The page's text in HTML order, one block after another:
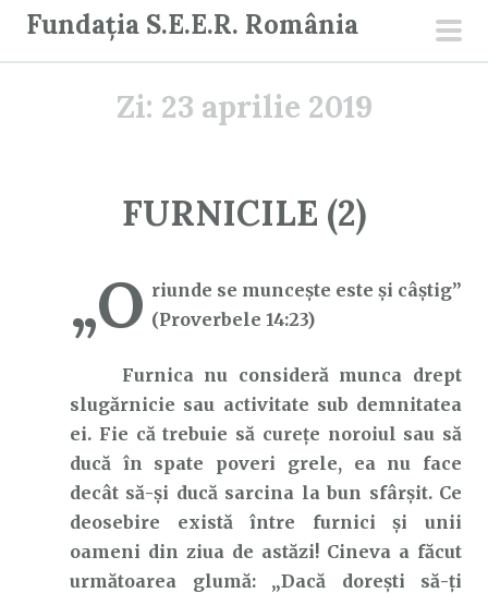
Fundația S.E.E.R. România
Zi: 23 aprilie 2019
FURNICILE (2)
„O riunde se munceşte este şi câştig”
(Proverbele 14:23)
Furnica nu consideră munca drept
slugărnicie sau activitate sub demnitatea
ei. Fie că trebuie să curețe noroiul sau să
ducă în spate poveri grele, ea nu face
decât să-și ducă sarcina la bun sfârșit. Ce
deosebire există între furnici și unii
oameni din ziua de astăzi! Cineva a făcut
următoarea glumă: „Dacă dorești să-ți